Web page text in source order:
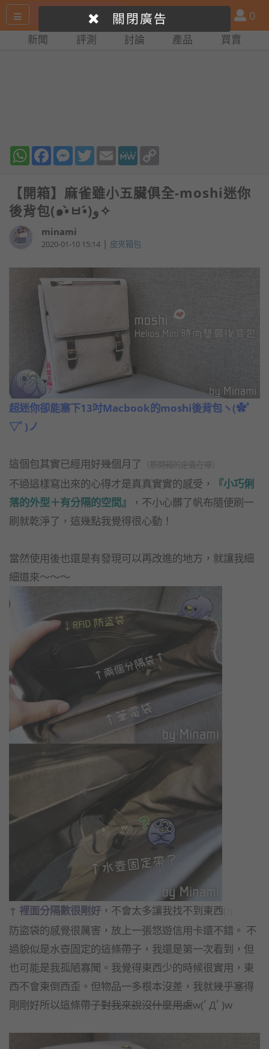
尋
產
品
比
會
員
0
新聞 評測 討論 產品 買賣
WhatsAppFacebookMessenger
TwitterEmail MeWe
【開箱】麻雀雖小五臟俱全-moshi迷你
後背包(๑•̀ㅂ•́)و✧
minami
2020-01-10 15:14 | 皮夾箱包
超迷你卻能塞下13吋Macbook的moshi後背包ヽ(✿ﾟ
▽ﾟ)ノ
這個包其實已經用好幾個月了 那開箱的定義在哪）
不過這樣寫出來的心得才是真真實實的感受，
『小巧俐
落的外型＋有分隔的空間』
，不小心髒了帆布隨便刷一
刷就乾淨了，這幾點我覺得很心動！
當然使用後也還是有發現可以再改進的地方，就讓我細
細道來～～～
關閉廣告
↑ 裡面分隔數很剛好 ，不會太多讓我找不到東西
防盜袋的感覺很厲害，放上一張悠遊信用卡還不錯。 不
過貌似是水壺固定的這條帶子，我還是第一次看到，但
也可能是我孤陋寡聞。我覺得東西少的時候很實用，東
西不會東倒西歪。但物品一多根本沒差，我就幾乎塞得
剛剛好所以這條帶子對我來說沒什麼用處w(ﾟДﾟ)w